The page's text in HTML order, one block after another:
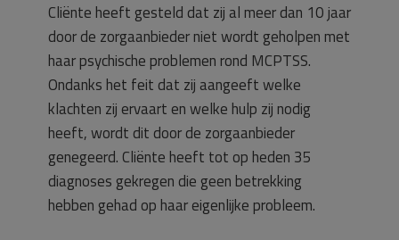
Cliënte heeft gesteld dat zij al meer dan 10 jaar
door de zorgaanbieder niet wordt geholpen met
haar psychische problemen rond MCPTSS.
Ondanks het feit dat zij aangeeft welke
klachten zij ervaart en welke hulp zij nodig
heeft, wordt dit door de zorgaanbieder
genegeerd. Cliënte heeft tot op heden 35
diagnoses gekregen die geen betrekking
hebben gehad op haar eigenlijke probleem.